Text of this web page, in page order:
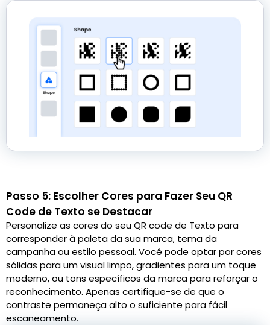
Passo 5: Escolher Cores para Fazer Seu QR
Code de Texto se Destacar
Personalize as cores do seu QR code de Texto para
corresponder à paleta da sua marca, tema da
campanha ou estilo pessoal. Você pode optar por cores
sólidas para um visual limpo, gradientes para um toque
moderno, ou tons específicos da marca para reforçar o
reconhecimento. Apenas certifique-se de que o
contraste permaneça alto o suficiente para fácil
escaneamento.